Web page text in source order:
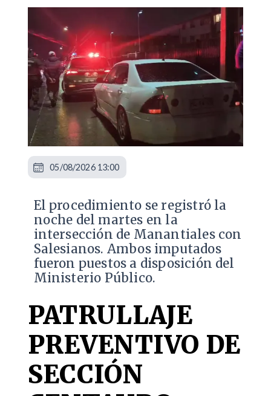
​El procedimiento se registró la
noche del martes en la
intersección de Manantiales con
Salesianos. Ambos imputados
fueron puestos a disposición del
Ministerio Público.
PATRULLAJE
PREVENTIVO DE
SECCIÓN
05/08/2026 13:00